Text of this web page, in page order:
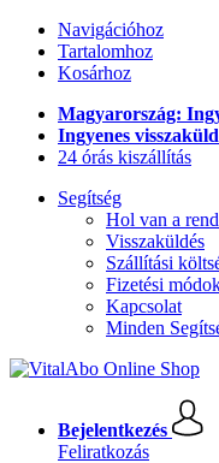
Navigációhoz
Tartalomhoz
Kosárhoz
Magyarország:
Ingyenes
24 órás kiszállítás
Segítség
Hol van a
Visszaküldés
Szállítási
Fizetési
Kapcsolat
Minden
Bejelentkezés
Feliratkozás